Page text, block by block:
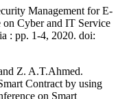
Management for E-
on Cyber and IT Service
: pp. 1-4, 2020. doi:
Z. A.T.Ahmed.
Contract by using
on Smart